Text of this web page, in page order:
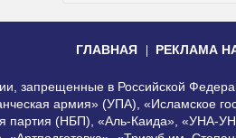
ГЛАВНАЯ РЕКЛАМА
запрещенные в Российской
армия» (УПА),
партия (НБП), «Аль-Каида», «УНА-